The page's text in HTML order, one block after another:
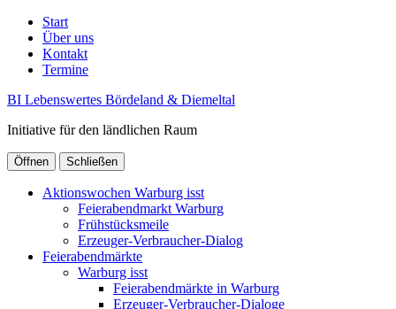
Start
Über uns
Kontakt
Termine
BI Lebenswertes Bördeland & Diemeltal
Initiative für den ländlichen Raum
Öffnen Schließen
Aktionswochen Warburg isst
Feierabendmarkt Warburg
Frühstücksmeile
Erzeuger-Verbraucher-Dialog
Feierabendmärkte
Warburg isst
Feierabendmärkte in Warburg
Erzeuger-Verbraucher-Dialoge